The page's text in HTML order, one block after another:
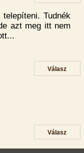
Tudnék
azt meg itt nem
Válasz
Válasz